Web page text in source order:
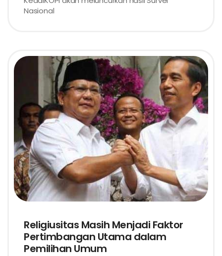
Nasional
Religiusitas Masih Menjadi Faktor
Pertimbangan Utama dalam
Pemilihan Umum